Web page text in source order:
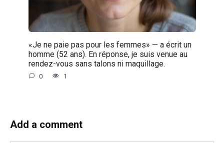
«Je ne paie pas pour les femmes» — a écrit un
homme (52 ans). En réponse, je suis venue au
rendez-vous sans talons ni maquillage.
0 1
Add a comment